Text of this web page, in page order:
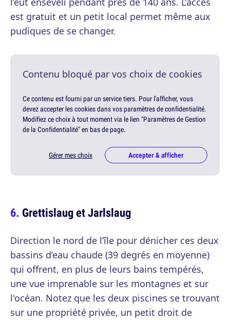
est gratuit et un petit local permet même aux
pudiques de se changer.
Contenu bloqué par vos choix de cookies
Ce contenu est fourni par un service tiers. Pour l'afficher, vous
devez accepter les cookies dans vos paramètres de confidentialité.
Modifiez ce choix à tout moment via le lien "Paramètres de Gestion
de la Confidentialité" en bas de page.
Gérer mes choix Accepter & afficher
Grettislaug et Jarlslaug
Direction le nord de l’île pour dénicher ces deux
bassins d’eau chaude (39 degrés en moyenne)
qui offrent, en plus de leurs bains tempérés,
une vue imprenable sur les montagnes et sur
l'océan. Notez que les deux piscines se trouvant
sur une propriété privée, un petit droit de